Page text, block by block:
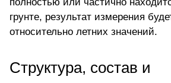
полностью или частично
грунте, результат измерения
относительно летних значений.
Структура, состав и